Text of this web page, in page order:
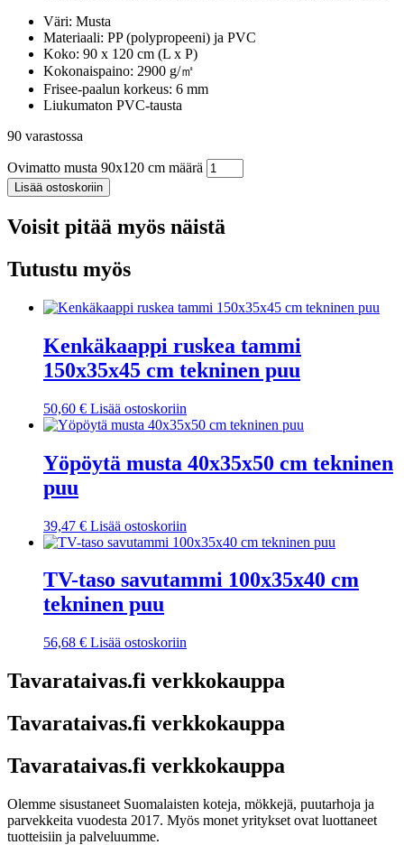
Väri: Musta
Materiaali: PP (polypropeeni) ja PVC
Koko: 90 x 120 cm (L x P)
Kokonaispaino: 2900 g/㎡
Frisee-paalun korkeus: 6 mm
Liukumaton PVC-tausta
90 varastossa
Ovimatto musta 90x120 cm määrä
Lisää ostoskoriin
Voisit pitää myös näistä
Tutustu myös
Kenkäkaappi ruskea tammi
150x35x45 cm tekninen puu
50,60 € Lisää ostoskoriin
Yöpöytä musta 40x35x50 cm tekninen
puu
39,47 € Lisää ostoskoriin
TV-taso savutammi 100x35x40 cm
tekninen puu
56,68 € Lisää ostoskoriin
Tavarataivas.fi verkkokauppa
Tavarataivas.fi verkkokauppa
Tavarataivas.fi verkkokauppa
Olemme sisustaneet Suomalaisten koteja, mökkejä, puutarhoja ja
parvekkeita vuodesta 2017. Myös monet yritykset ovat luottaneet
tuotteisiin ja palveluumme.